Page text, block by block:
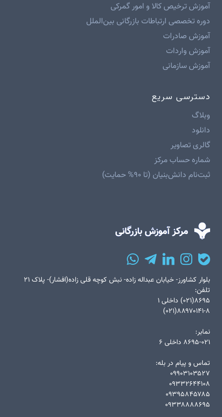
آموزش ترخیص کالا و امور گمرکی
دوره تخصصی ارتباطات بازرگانی بین‌الملل
آموزش صادرات
آموزش واردات
آموزش سازمانی
دسترسی سریع
وبلاگ
دانلود
گالری تصاویر
شماره حساب مرکز
ثبت‌نام دانش‌بنیان (تا ۹۰% حمایت)
بلوار کشاورز- خیابان عبداله زاده- نبش کوچه قلی زاده(افشار)- پلاک ۲۱
تلفن:
۸۶۹۵(۰۲۱) داخلی ۱
۸۸۹۷۰۱۴۱-۸(۰۲۱)
نمابر:
۸۶۹۵-۰۲۱ داخلی ۶
تماس و پیام در بله:
۰۹۹۰۳۱۰۳۵۲۷
۰۹۳۳۲۶۴۴۱۰۸
۰۹۳۹۵۸۴۵۷۸۵
۰۹۳۳۸۸۸۸۶۹۵